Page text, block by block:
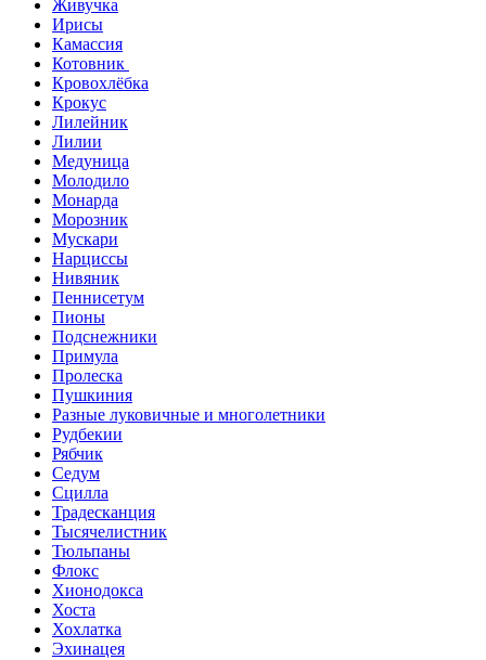
Живучка
Ирисы
Камассия
Котовник
Кровохлёбка
Крокус
Лилейник
Лилии
Медуница
Молодило
Монарда
Морозник
Мускари
Нарциссы
Нивяник
Пеннисетум
Пионы
Подснежники
Примула
Пролеска
Пушкиния
Разные луковичные и многолетники
Рудбекии
Рябчик
Седум
Сцилла
Традесканция
Тысячелистник
Тюльпаны
Флокс
Хионодокса
Хоста
Хохлатка
Эхинацея